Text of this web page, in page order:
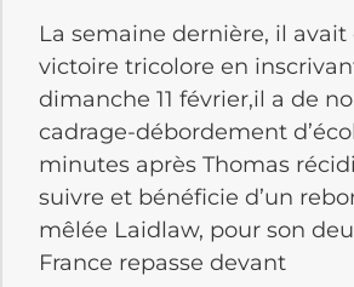
La semaine dernière, il
victoire tricolore en
dimanche 11 février,il a de
cadrage-débordement
minutes après Thomas
suivre et bénéficie d’un
mêlée Laidlaw, pour son
France repasse devant